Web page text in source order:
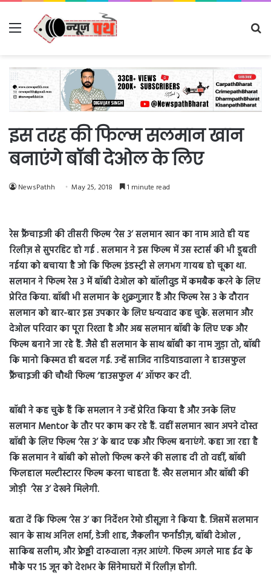
Menu
इस तरह की फिल्म सलमान खान
बनाएंगे बॉबी देओल के लिए
NewsPathh May 25, 2018 1 minute read
रेस फ्रैंचाइजी की तीसरी फिल्म ‘रेस 3’ सलमान खान का नाम आते ही यह
रिलीज़ से सुपरहिट हो गई . सलमान ने इस फिल्म में उस स्टार्स की भी डूबती
नईया को बचाया है जो कि फिल्म इंडस्ट्री से लगभग गायब हो चूका था.
सलमान ने फिल्म रेस 3 में बॉबी देओल को बॉलीवुड में कमबैक करने के लिए
प्रेरित किया. बॉबी भी सलमान के शुक्रगुजार हैं और फिल्म रेस 3 के दौरान
सलमान को बार-बार इस उपकार के लिए धन्यवाद कह चुके. सलमान और
देओल परिवार का पूरा रिश्ता है और अब सलमान बॉबी के लिए एक और
फिल्म बनाने जा रहे हैं. जैसे ही सलमान के साथ बॉबी का नाम जुड़ा तो, बॉबी
कि मानो किस्मत ही बदल गई. उन्हें साजिद नाडियाडवाला ने हाउसफुल
फ्रैंचाइजी की चौथी फिल्म ‘हाउसफुल 4’ ऑफर कर दी.
बॉबी ने कह चुके हैं कि समलान ने उन्हें प्रेरित किया है और उनके लिए
सलमान Mentor के तौर पर काम कर रहे हैं. वहीं सलमान खान अपने दोस्त
बॉबी के लिए फिल्म ‘रेस 3’ के बाद एक और फिल्म बनाएंगे. कहा जा रहा है
कि सलमान ने बॉबी को सोलो फिल्म करने की सलाह दी तो वहीं, बॉबी
फिलहाल मल्टीस्टारर फिल्म करना चाहता हैं. खैर सलमान और बॉबी की
जोड़ी ‘रेस 3’ देखने मिलेगी.
बता दें कि फिल्म ‘रेस 3’ का निर्देशन रेमो डीसूज़ा ने किया है. जिसमें सलमान
खान के साथ अनिल शर्मा, डेजी शाह, जैकलीन फर्नांडीज़, बॉबी देओल ,
साकिब सलीम, और फ्रेड्डी दारुवाला नज़र आएंगे. फिल्म अगले माह ईद के
मौके पर 15 जून को देशभर के सिनेमाघरों में रिलीज़ होगी.